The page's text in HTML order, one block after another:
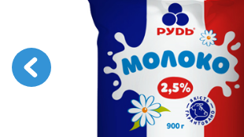
СПОЖИВАЧАМ
АКЦІЇ
ПРЕС-ЦЕНТР
ХОРЕКА